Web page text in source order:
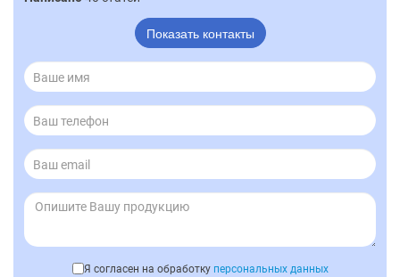
Показать контакты
Я согласен на обработку персональных данных